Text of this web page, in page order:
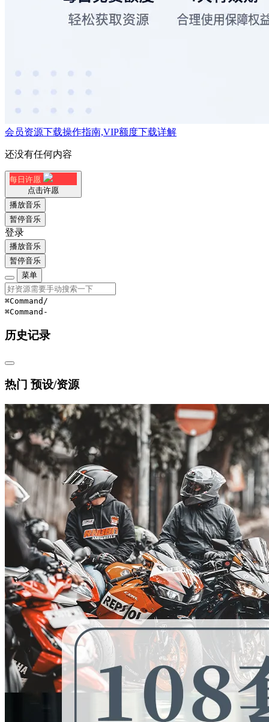
会员资源下载操作指南,VIP额度下载详解
还没有任何内容
每日许愿
点击许愿
播放音乐
暂停音乐
登录
播放音乐
暂停音乐
菜单
⌘Command /
⌘Command -
历史记录
热门 预设/资源